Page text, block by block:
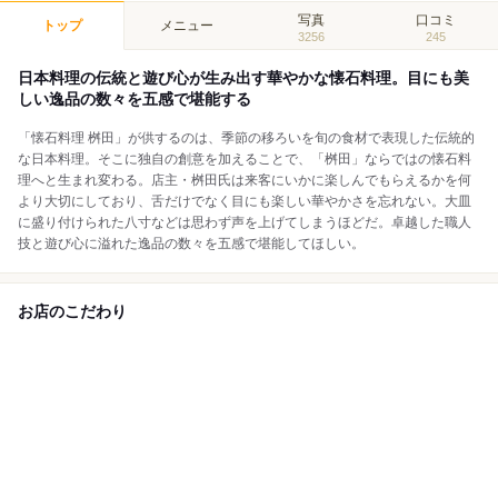
トップ メニュー 写真
3256
口コミ
245
日本料理の伝統と遊び心が生み出す華やかな懐石料理。目にも美
しい逸品の数々を五感で堪能する
「懐石料理 桝田」が供するのは、季節の移ろいを旬の食材で表現した伝統的
な日本料理。そこに独自の創意を加えることで、「桝田」ならではの懐石料
理へと生まれ変わる。店主・桝田氏は来客にいかに楽しんでもらえるかを何
より大切にしており、舌だけでなく目にも楽しい華やかさを忘れない。大皿
に盛り付けられた八寸などは思わず声を上げてしまうほどだ。卓越した職人
技と遊び心に溢れた逸品の数々を五感で堪能してほしい。
お店のこだわり